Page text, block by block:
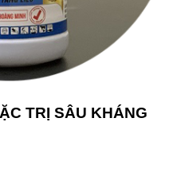
TRỊ SÂU KHÁNG